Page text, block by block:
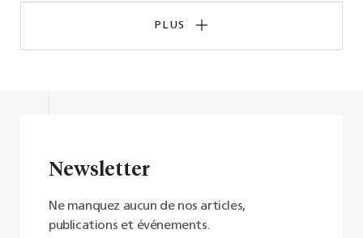
PLUS
Newsletter
Ne manquez aucun de nos articles,
publications et événements.